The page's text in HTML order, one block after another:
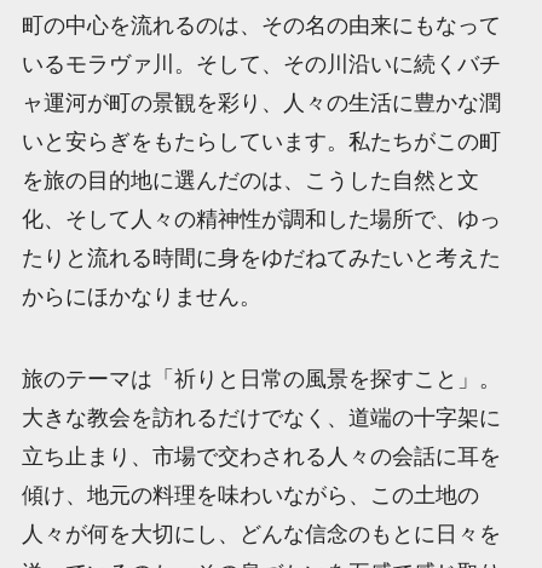
町の中心を流れるのは、その名の由来にもなって
いるモラヴァ川。そして、その川沿いに続くバチ
ャ運河が町の景観を彩り、人々の生活に豊かな潤
いと安らぎをもたらしています。私たちがこの町
を旅の目的地に選んだのは、こうした自然と文
化、そして人々の精神性が調和した場所で、ゆっ
たりと流れる時間に身をゆだねてみたいと考えた
からにほかなりません。
旅のテーマは「祈りと日常の風景を探すこと」。
大きな教会を訪れるだけでなく、道端の十字架に
立ち止まり、市場で交わされる人々の会話に耳を
傾け、地元の料理を味わいながら、この土地の
人々が何を大切にし、どんな信念のもとに日々を